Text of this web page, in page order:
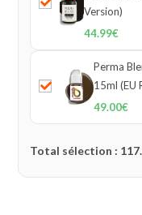
Version)
44.99€
Perma
15ml (EU
49.00€
Total sélection :